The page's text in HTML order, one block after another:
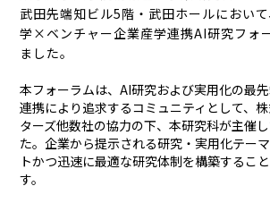
武田先端知ビル5階・武田ホールにおい
学×ベンチャー企業産学連携AI研究フォ
ました。
本フォーラムは、AI研究および実用化の最
連携により追求するコミュニティとして、
ターズ他数社の協力の下、本研究科が主催
た。企業から提示される研究・実用化テー
トかつ迅速に最適な研究体制を構築するこ
す。